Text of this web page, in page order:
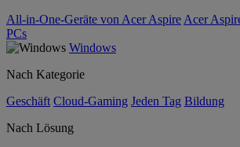
All-in-One-Geräte von Acer Aspire Acer
PCs
Windows
Nach Kategorie
Geschäft Cloud-Gaming Jeden Tag Bildung
Nach Lösung